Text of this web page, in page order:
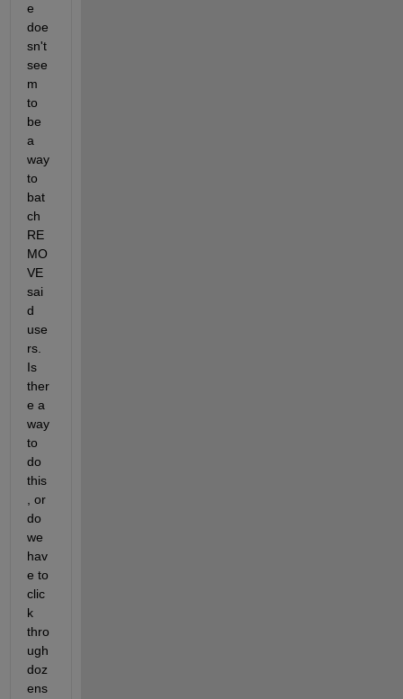
e
doe
sn't
see
m
to
be
a
way
to
bat
ch
RE
MO
VE
sai
d
use
rs.
Is
ther
e a
way
to
do
this
, or
do
we
hav
e to
clic
k
thro
ugh
doz
ens